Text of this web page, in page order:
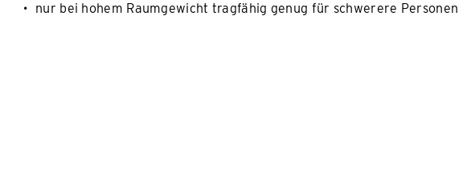
nur bei hohem Raumgewicht tragfähig genug für schwerere Personen